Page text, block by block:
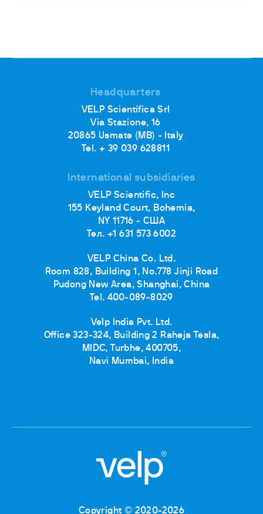
Headquarters
VELP Scientifica Srl
Via Stazione, 16
20865 Usmate (MB) - Italy
Tel. + 39 039 628811
International subsidiaries
VELP Scientific, Inc
155 Keyland Court, Bohemia,
NY 11716 - США
Тел. +1 631 573 6002
VELP China Co. Ltd.
Room 828, Building 1, No.778 Jinji Road
Pudong New Area, Shanghai, China
Tel. 400-089-8029
Velp India Pvt. Ltd.
Office 323-324, Building 2 Raheja Tesla,
MIDC, Turbhe, 400705,
Navi Mumbai, India
Copyright © 2020-2026